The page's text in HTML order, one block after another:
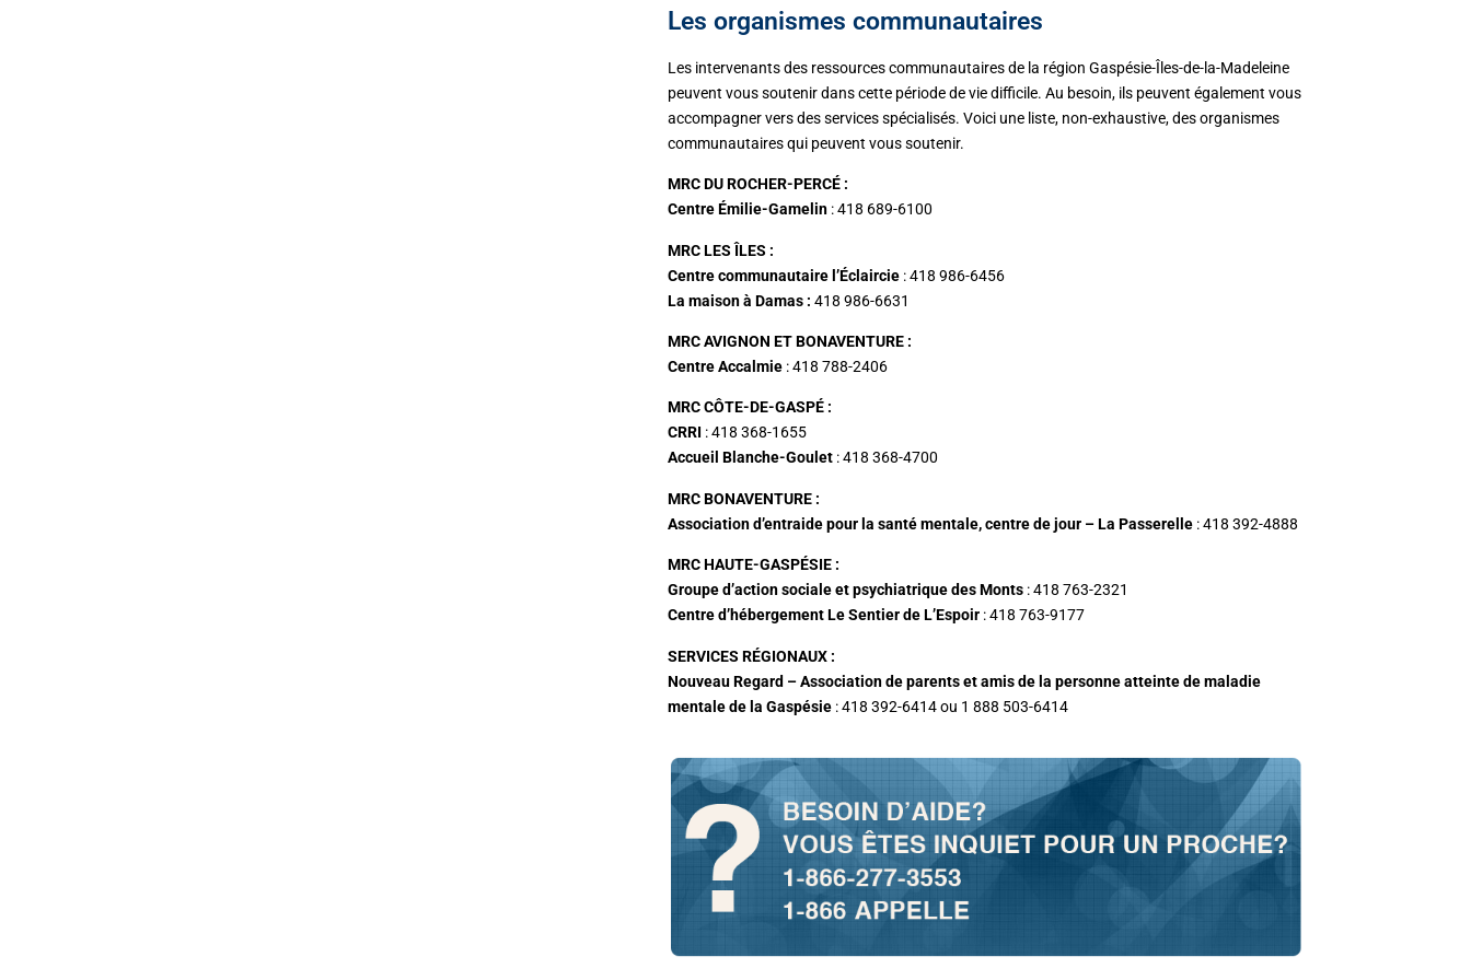
Les organismes communautaires
Les intervenants des ressources communautaires de la région Gaspésie-Îles-de-la-Madeleine
peuvent vous soutenir dans cette période de vie difficile. Au besoin, ils peuvent également vous
accompagner vers des services spécialisés. Voici une liste, non-exhaustive, des organismes
communautaires qui peuvent vous soutenir.
MRC DU ROCHER-PERCÉ :
Centre Émilie-Gamelin : 418 689-6100
MRC LES ÎLES :
Centre communautaire l’Éclaircie : 418 986-6456
La maison à Damas : 418 986-6631
MRC AVIGNON ET BONAVENTURE :
Centre Accalmie : 418 788-2406
MRC CÔTE-DE-GASPÉ :
CRRI : 418 368-1655
Accueil Blanche-Goulet : 418 368-4700
MRC BONAVENTURE :
Association d’entraide pour la santé mentale, centre de jour – La Passerelle : 418 392-4888
MRC HAUTE-GASPÉSIE :
Groupe d’action sociale et psychiatrique des Monts : 418 763-2321
Centre d’hébergement Le Sentier de L’Espoir : 418 763-9177
SERVICES RÉGIONAUX :
Nouveau Regard – Association de parents et amis de la personne atteinte de maladie
mentale de la Gaspésie : 418 392-6414 ou 1 888 503-6414